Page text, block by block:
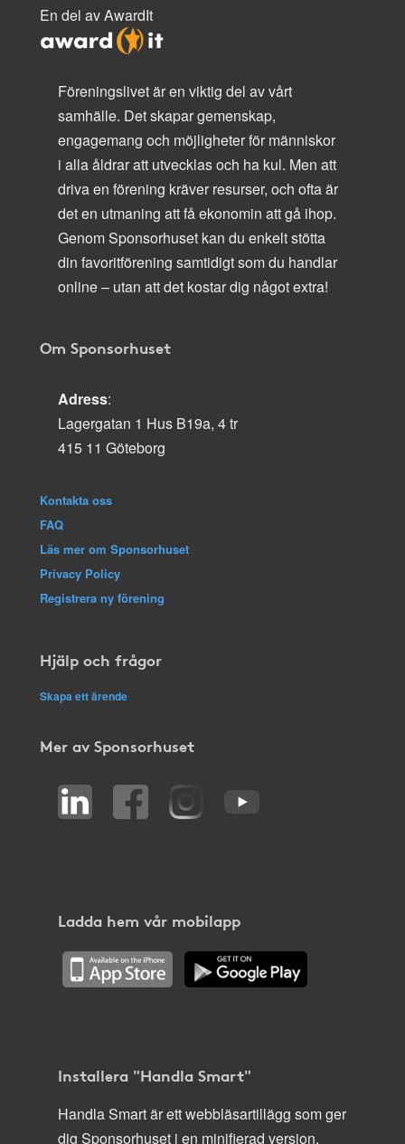
En del av AwardIt
Föreningslivet är en viktig del av vårt
samhälle. Det skapar gemenskap,
engagemang och möjligheter för människor
i alla åldrar att utvecklas och ha kul. Men att
driva en förening kräver resurser, och ofta är
det en utmaning att få ekonomin att gå ihop.
Genom Sponsorhuset kan du enkelt stötta
din favoritförening samtidigt som du handlar
online – utan att det kostar dig något extra!
Om Sponsorhuset
Adress:
Lagergatan 1 Hus B19a, 4 tr
415 11 Göteborg
Kontakta oss
FAQ
Läs mer om Sponsorhuset
Privacy Policy
Registrera ny förening
Hjälp och frågor
Skapa ett ärende
Mer av Sponsorhuset
Ladda hem vår mobilapp
Installera "Handla Smart"
Handla Smart är ett webbläsartillägg som ger
dig Sponsorhuset i en minifierad version,